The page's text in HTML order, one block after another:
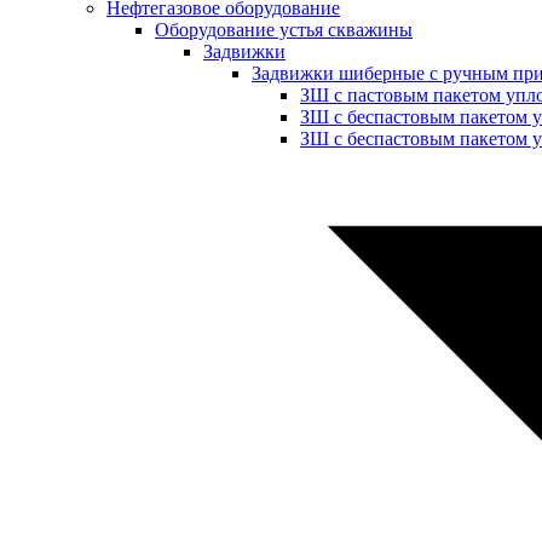
Нефтегазовое оборудование
Оборудование устья скважины
Задвижки
Задвижки шиберные с ручным
ЗШ с пастовым пакетом
ЗШ с беспастовым пакетом
ЗШ с беспастовым пакетом